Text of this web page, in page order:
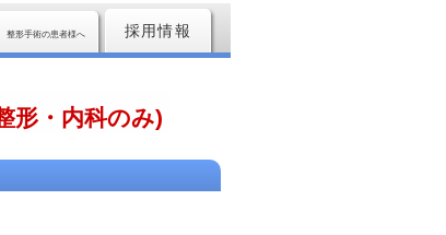
整形手術の患者様へ 採用情報
形・内科のみ)